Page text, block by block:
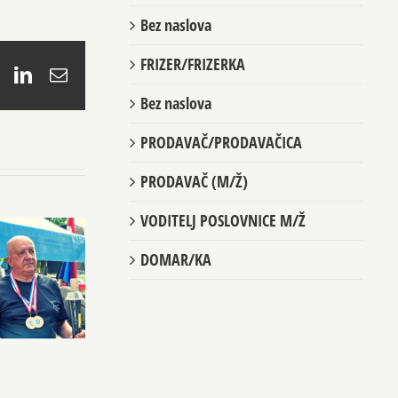
LinkedIn
Email
Bez naslova
FRIZER/FRIZERKA
Bez naslova
PRODAVAČ/PRODAVAČICA
PRODAVAČ (M/Ž)
VODITELJ POSLOVNICE M/Ž
DOMAR/KA